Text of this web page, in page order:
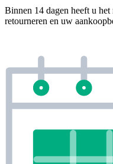
Binnen 14 dagen heeft u
retourneren en uw